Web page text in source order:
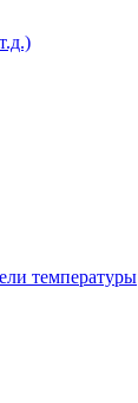
температуры